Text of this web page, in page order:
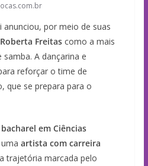
anunciou, por meio de suas
Roberta Freitascomo a mais
A dançarina e
reforçar o time de
que se prepara para o
bacharel em Ciências
artista com carreira
trajetória marcada pelo